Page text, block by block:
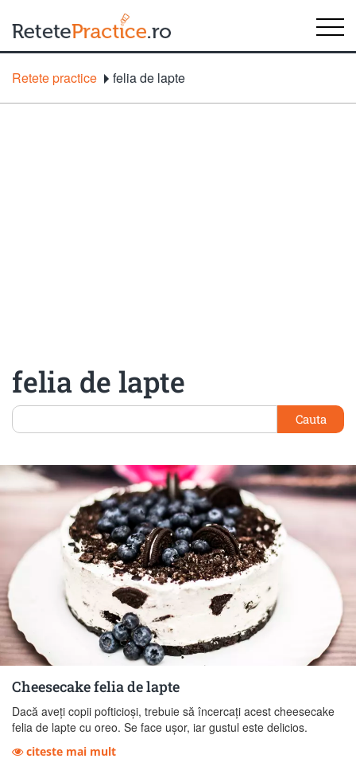
Retete practice felia de lapte
felia de lapte
Cauta
Cheesecake felia de lapte
Dacă aveți copii pofticioși, trebuie să încercați acest cheesecake
felia de lapte cu oreo. Se face ușor, iar gustul este delicios.
citeste mai mult